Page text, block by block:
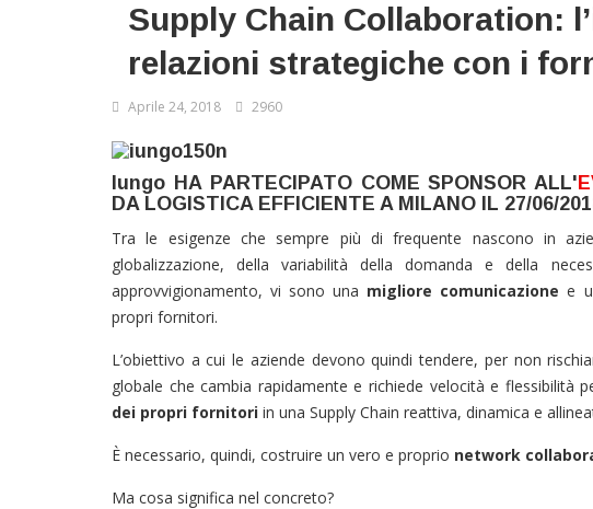
Supply Chain Collaboration:
relazioni strategiche con i
Aprile 24, 2018 2960
Iungo HA PARTECIPATO COME SPONSOR ALL'
DA LOGISTICA EFFICIENTE A MILANO IL 27/06/
Tra le esigenze che sempre più di frequente nascono in
globalizzazione, della variabilità della domanda e della
approvvigionamento, vi sono una migliore comunicazione e
propri fornitori.
L’obiettivo a cui le aziende devono quindi tendere, per non
globale che cambia rapidamente e richiede velocità e flessibilità
dei propri fornitori in una Supply Chain reattiva, dinamica e
È necessario, quindi, costruire un vero e proprio network
Ma cosa significa nel concreto?